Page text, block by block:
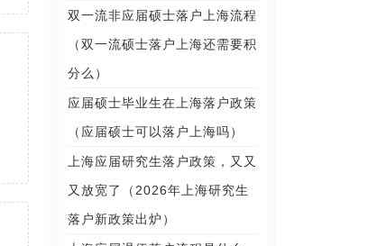
双一流非应届硕士落户上海流程
（双一流硕士落户上海还需要积
分么）
应届硕士毕业生在上海落户政策
（应届硕士可以落户上海吗）
上海应届研究生落户政策，又又
又放宽了（2026年上海研究生
落户新政策出炉）